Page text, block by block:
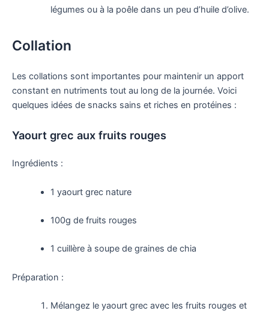
légumes ou à la poêle dans un peu d’huile d’olive.
Collation
Les collations sont importantes pour maintenir un apport
constant en nutriments tout au long de la journée. Voici
quelques idées de snacks sains et riches en protéines :
Yaourt grec aux fruits rouges
Ingrédients :
1 yaourt grec nature
100g de fruits rouges
1 cuillère à soupe de graines de chia
Préparation :
Mélangez le yaourt grec avec les fruits rouges et